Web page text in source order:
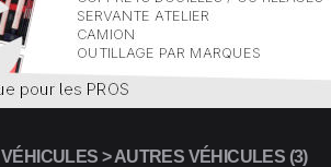
> AUTRES VÉHICULES (3)